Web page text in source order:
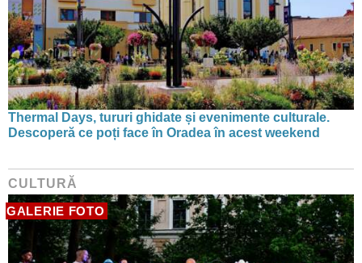
Thermal Days, tururi ghidate și evenimente culturale.
Descoperă ce poți face în Oradea în acest weekend
CULTURĂ
GALERIE FOTO